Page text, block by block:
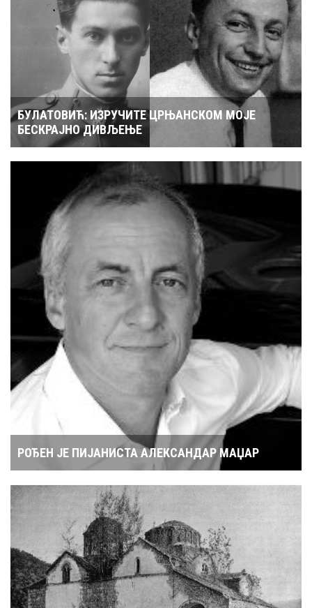
БУЛАТОВИЋ: ИЗРУЧИТЕ ЦРЊАНСКОМ МОЈЕ
БЕСКРАЈНО ДИВЉЕЊЕ
РОЂЕН ЈЕ ПИЈАНИСТА АЛЕКСАНДАР МАЏАР